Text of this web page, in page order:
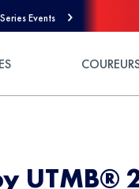
Events
UTMB®